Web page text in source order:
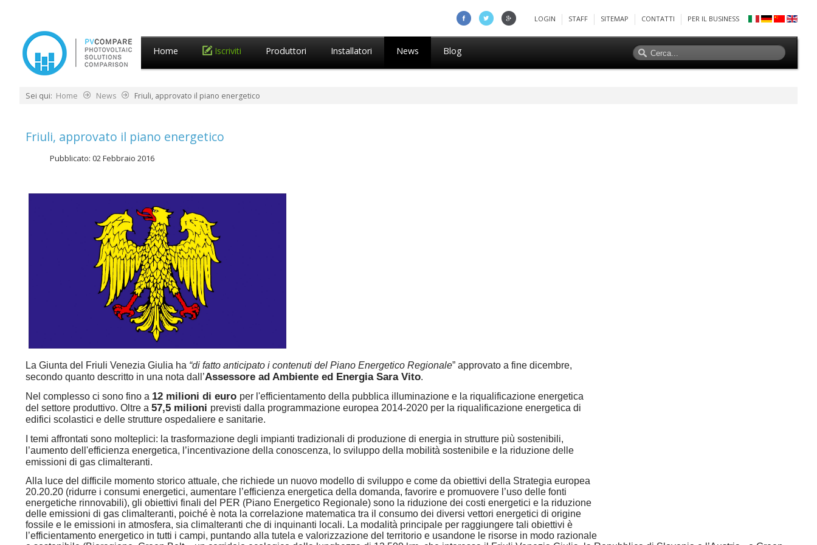
LOGIN STAFF SITEMAP CONTATTI PER IL BUSINESS
Home Iscriviti Produttori Installatori News Blog
Sei qui: Home News Friuli, approvato il piano energetico
Friuli, approvato il piano energetico
Pubblicato: 02 Febbraio 2016
La Giunta del Friuli Venezia Giulia ha “di fatto anticipato i contenuti del Piano Energetico Regionale” approvato a fine dicembre,
secondo quanto descritto in una nota dall’Assessore ad Ambiente ed Energia Sara Vito.
Nel complesso ci sono fino a 12 milioni di euro per l'efficientamento della pubblica illuminazione e la riqualificazione energetica
del settore produttivo. Oltre a 57,5 milioni previsti dalla programmazione europea 2014-2020 per la riqualificazione energetica di
edifici scolastici e delle strutture ospedaliere e sanitarie.
I temi affrontati sono molteplici: la trasformazione degli impianti tradizionali di produzione di energia in strutture più sostenibili,
l’aumento dell'efficienza energetica, l’incentivazione della conoscenza, lo sviluppo della mobilità sostenibile e la riduzione delle
emissioni di gas climalteranti.
Alla luce del difficile momento storico attuale, che richiede un nuovo modello di sviluppo e come da obiettivi della Strategia europea
20.20.20 (ridurre i consumi energetici, aumentare l’efficienza energetica della domanda, favorire e promuovere l’uso delle fonti
energetiche rinnovabili), gli obiettivi finali del PER (Piano Energetico Regionale) sono la riduzione dei costi energetici e la riduzione
delle emissioni di gas climalteranti, poiché è nota la correlazione matematica tra il consumo dei diversi vettori energetici di origine
fossile e le emissioni in atmosfera, sia climalteranti che di inquinanti locali. La modalità principale per raggiungere tali obiettivi è
l’efficientamento energetico in tutti i campi, puntando alla tutela e valorizzazione del territorio e usandone le risorse in modo razionale